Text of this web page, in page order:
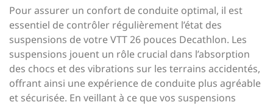
Pour assurer un confort de conduite optimal, il est
essentiel de contrôler régulièrement l’état des
suspensions de votre VTT 26 pouces Decathlon. Les
suspensions jouent un rôle crucial dans l’absorption
des chocs et des vibrations sur les terrains accidentés,
offrant ainsi une expérience de conduite plus agréable
et sécurisée. En veillant à ce que vos suspensions